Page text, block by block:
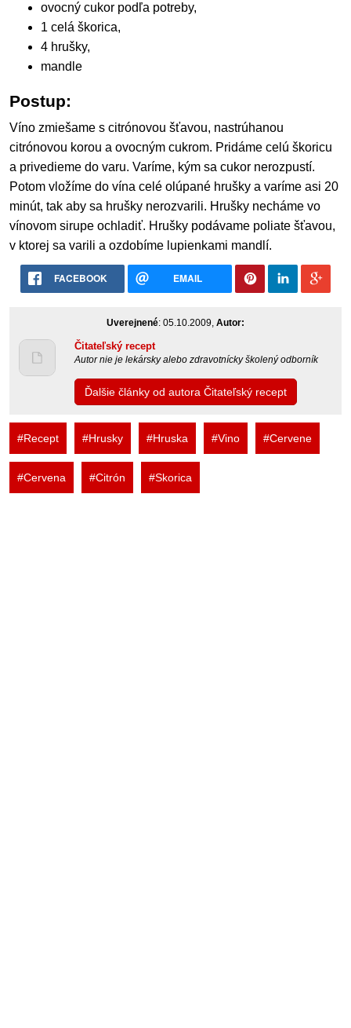
ovocný cukor podľa potreby,
1 celá škorica,
4 hrušky,
mandle
Postup:
Víno zmiešame s citrónovou šťavou, nastrúhanou
citrónovou korou a ovocným cukrom. Pridáme celú škoricu
a privedieme do varu. Varíme, kým sa cukor nerozpustí.
Potom vložíme do vína celé olúpané hrušky a varíme asi 20
minút, tak aby sa hrušky nerozvarili. Hrušky necháme vo
vínovom sirupe ochladiť. Hrušky podávame poliate šťavou,
v ktorej sa varili a ozdobíme lupienkami mandlí.
FACEBOOK EMAIL
Uverejnené: 05.10.2009, Autor:
Čitateľský recept
Autor nie je lekársky alebo zdravotnícky školený odborník
Ďalšie články od autora Čitateľský recept
#Recept #Hrusky #Hruska #Vino #Cervene
#Cervena #Citrón #Skorica